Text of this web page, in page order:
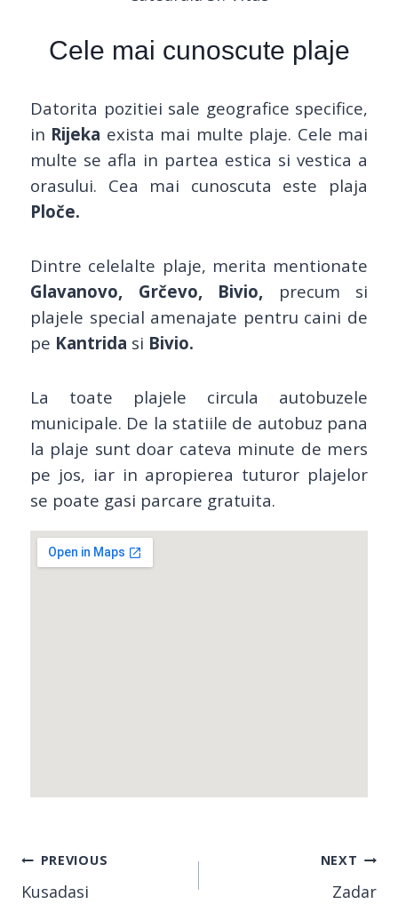
Cele mai cunoscute plaje
Datorita pozitiei sale geografice specifice,
in Rijeka exista mai multe plaje. Cele mai
multe se afla in partea estica si vestica a
orasului. Cea mai cunoscuta este plaja
Ploče.
Dintre celelalte plaje, merita mentionate
Glavanovo, Grčevo, Bivio, precum si
plajele special amenajate pentru caini de
pe Kantrida si Bivio.
La toate plajele circula autobuzele
municipale. De la statiile de autobuz pana
la plaje sunt doar cateva minute de mers
pe jos, iar in apropierea tuturor plajelor
se poate gasi parcare gratuita.
PREVIOUS
Kusadasi
NEXT
Zadar